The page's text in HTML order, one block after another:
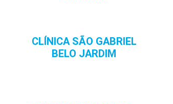
CLÍNICA SÃO GABRIEL
BELO JARDIM